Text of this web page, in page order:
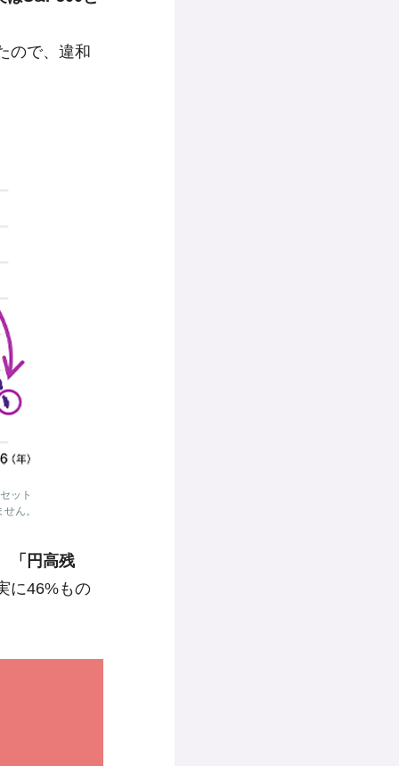
ので、違和
ット
ん。
「円高残
に46%もの